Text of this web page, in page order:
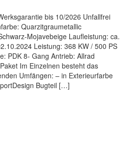
bis 10/2026 Unfallfrei
Quarzitgraumetallic
Mojavebeige Laufleistung: ca.
Leistung: 368 KW / 500 PS
PDK 8- Gang Antrieb: Allrad
Im Einzelnen besteht das
Umfängen: – in Exterieurfarbe
Bugteil […]